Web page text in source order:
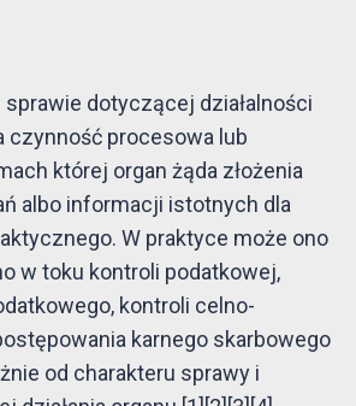
sprawie dotyczącej działalności
czynność procesowa lub
której organ żąda złożenia
albo informacji istotnych dla
W praktyce może ono
w toku kontroli podatkowej,
kontroli celno-
karnego skarbowego
od charakteru sprawy i